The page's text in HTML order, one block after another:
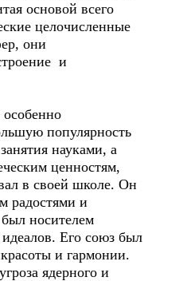
основой всего
целочисленные
они
и
популярность
науками, а
ценностям,
в своей школе. Он
радостями и
носителем
Его союз был
и гармонии.
ядерного и